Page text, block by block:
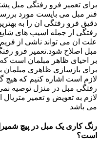
برای تعمیر فرو رفتگی مبل
فنر مبل می بایست مورد
دقیق فرو رفتگی ان را به
رفتگی از جمله اسیب های
علت ان می تواند ناشی از
مبل اصلاح شود.تعمیر فرو
بر احیای ظاهر مبلمان است
برای بازسازی ظاهری
لازم است اشاره کنیم که هیچ
رفتگی مبل در منزل توصیه
لازم به تعویض و تعمیر
می باشد
رنگ کاری یک مبل در پیچ
است؟